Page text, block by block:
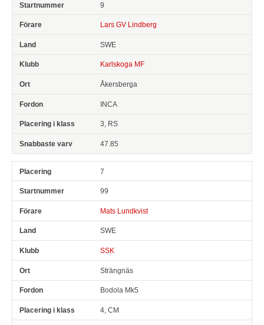
9
Lars GV Lindberg
SWE
Karlskoga MF
Åkersberga
INCA
3, RS
47.85
7
99
Mats Lundkvist
SWE
SSK
Strängnäs
Bodola Mk5
4, CM